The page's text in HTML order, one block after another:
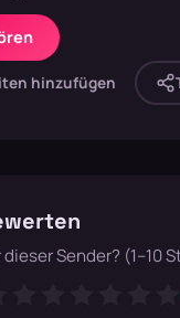
hinzufügen
Sender? (1–10